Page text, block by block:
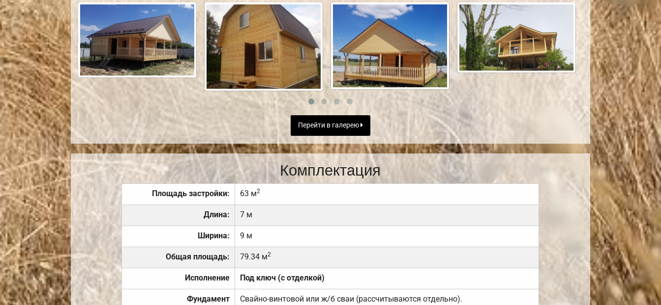
Перейти в галерею
Комплектация
Площадь застройки: 63 м2
Длина: 7 м
Ширина: 9 м
Общая площадь: 79.34 м2
Исполнение Под ключ (с отделкой)
Фундамент Свайно-винтовой или ж/б сваи (рассчитываются отдельно).